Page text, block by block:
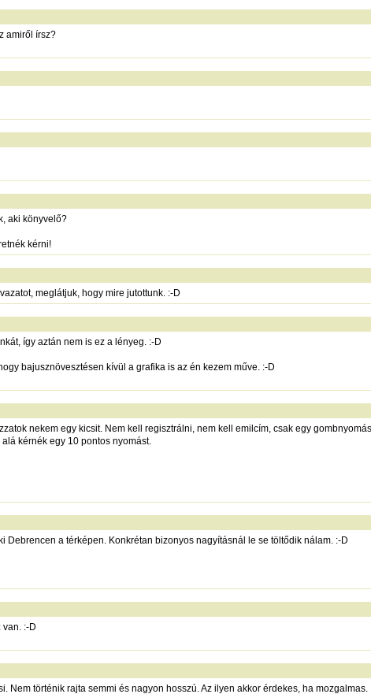
amiről írsz?
aki könyvelő?
kérni!
meglátjuk, hogy mire jutottunk. :-D
így aztán nem is ez a lényeg. :-D
bajusznövesztésen kívül a grafika is az én kezem műve. :-D
nekem egy kicsit. Nem kell regisztrálni, nem kell emilcím, csak egy
alá kérnék egy 10 pontos nyomást.
Debrencen a térképen. Konkrétan bizonyos nagyításnál le se töltődik nálam. :-D
van. :-D
Nem történik rajta semmi és nagyon hosszú. Az ilyen akkor érdekes, ha